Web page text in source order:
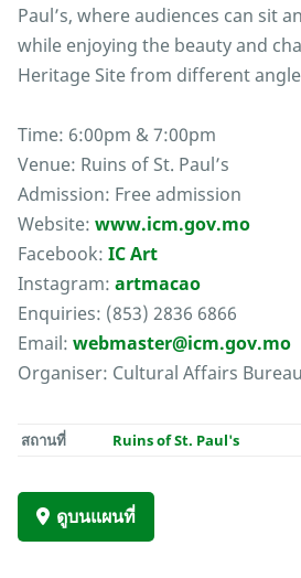
Paul’s, where audiences can sit
while enjoying the beauty and
Heritage Site from different
Time: 6:00pm & 7:00pm
Venue: Ruins of St. Paul’s
Admission: Free admission
Website: www.icm.gov.mo
Facebook: IC Art
Instagram: artmacao
Enquiries: (853) 2836 6866
Email: webmaster@icm.gov.mo
Organiser: Cultural Affairs Bureau
สถานที่ Ruins of St. Paul's
ดูบนแผนที่